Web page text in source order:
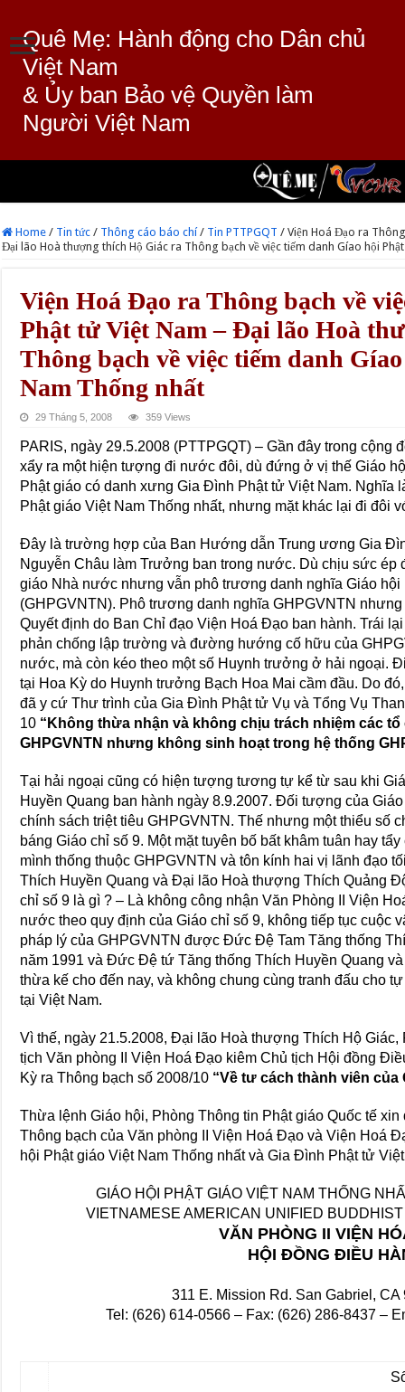
Quê Mẹ: Hành động cho Dân chủ
Việt Nam
& Ủy ban Bảo vệ Quyền làm
Người Việt Nam
Home / Tin tức / Thông cáo báo chí / Tin PTTPGQT / Viện Hoá Đạo ra
Đại lão Hoà thượng thích Hộ Giác ra Thông bạch về việc tiếm danh Gíao hội
Viện Hoá Đạo ra Thông bạch về
Phật tử Việt Nam – Đại lão Hoà
Thông bạch về việc tiếm danh
Nam Thống nhất
29 Tháng 5, 2008 359 Views
PARIS, ngày 29.5.2008 (PTTPGQT) – Gần đây trong cộng
xẩy ra một hiện tượng đi nước đôi, dù đứng ở vị thế Giáo
Phật giáo có danh xưng Gia Đình Phật tử Việt Nam. Nghĩa
Phật giáo Việt Nam Thống nhất, nhưng mặt khác lại đi đôi
Đây là trường hợp của Ban Hướng dẫn Trung ương Gia
Nguyễn Châu làm Trưởng ban trong nước. Dù chịu sức ép
giáo Nhà nước nhưng vẫn phô trương danh nghĩa Giáo hội
(GHPGVNTN). Phô trương danh nghĩa GHPGVNTN
Quyết định do Ban Chỉ đạo Viện Hoá Đạo ban hành. Trái
phản chống lập trường và đường hướng cố hữu của
nước, mà còn kéo theo một số Huynh trưởng ở hải ngoại.
tại Hoa Kỳ do Huynh trưởng Bạch Hoa Mai cầm đầu. Do
đã y cứ Thư trình của Gia Đình Phật tử Vụ và Tổng Vụ
10 “Không thừa nhận và không chịu trách nhiệm các
GHPGVNTN nhưng không sinh hoạt trong hệ thống
Tại hải ngoại cũng có hiện tượng tương tự kể từ sau khi
Huyền Quang ban hành ngày 8.9.2007. Đối tượng của
chính sách triệt tiêu GHPGVNTN. Thế nhưng một thiểu số
báng Giáo chỉ số 9. Một mặt tuyên bố bất khâm tuân hay
mình thống thuộc GHPGVNTN và tôn kính hai vị lãnh đạo
Thích Huyền Quang và Đại lão Hoà thượng Thích Quảng
chỉ số 9 là gì ? – Là không công nhận Văn Phòng II Viện
nước theo quy định của Giáo chỉ số 9, không tiếp tục cuộc
pháp lý của GHPGVNTN được Đức Đệ Tam Tăng thống
năm 1991 và Đức Đệ tứ Tăng thống Thích Huyền Quang
thừa kế cho đến nay, và không chung cùng tranh đấu cho
tại Việt Nam.
Vì thế, ngày 21.5.2008, Đại lão Hoà thượng Thích Hộ
tịch Văn phòng II Viện Hoá Đạo kiêm Chủ tịch Hội đồng
Kỳ ra Thông bạch số 2008/10 “Về tư cách thành viên của
Thừa lệnh Giáo hội, Phòng Thông tin Phật giáo Quốc tế
Thông bạch của Văn phòng II Viện Hoá Đạo và Viện Hoá
hội Phật giáo Việt Nam Thống nhất và Gia Đình Phật tử
GIÁO HỘI PHẬT GIÁO VIỆT NAM THỐNG
VIETNAMESE AMERICAN UNIFIED
VĂN PHÒNG II VIỆN
HỘI ĐỒNG ĐIỀU
311 E. Mission Rd. San Gabriel, CA
Tel: (626) 614-0566 – Fax: (626) 286-8437 –